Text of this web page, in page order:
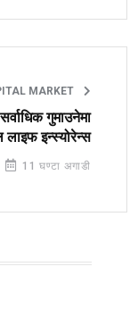
MARKET
गुमाउनेमा
इन्स्योरेन्स
11 घण्टा अगाडी